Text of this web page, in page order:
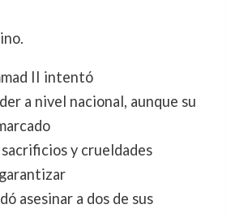
II intentó
a nivel nacional, aunque su
y crueldades
asesinar a dos de sus